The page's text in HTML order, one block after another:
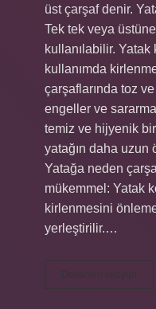
üst çarşaf denir.
Tek tek veya
kullanılabilir.
kullanımda
çarşaflarında toz
engeller ve
temiz ve hijyenik
yatağın daha uzun
Yatağa neden
mükemmel: Yatak
kirlenmesini
yerleştirilir.…
Devamını okuyun